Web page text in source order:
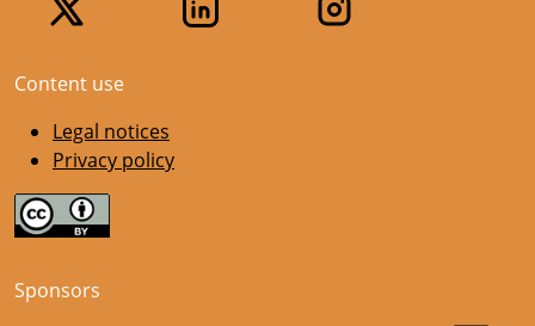
Content use
Legal notices
Privacy policy
Sponsors